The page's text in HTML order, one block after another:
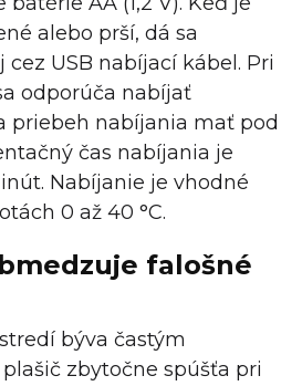
alebo prší, dá sa
USB nabíjací kábel. Pri
odporúča nabíjať
priebeh nabíjania mať pod
čas nabíjania je
Nabíjanie je vhodné
0 až 40 °C.
falošné
býva častým
zbytočne spúšťa pri